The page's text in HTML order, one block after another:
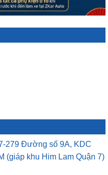
279 Đường số 9A, KDC
(giáp khu Him Lam Quận 7)